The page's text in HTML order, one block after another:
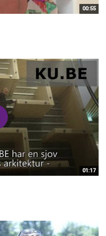
00:55
01:17